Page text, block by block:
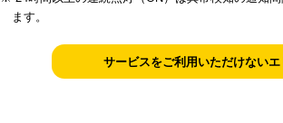
ます。
サービスをご利用いただけないエ